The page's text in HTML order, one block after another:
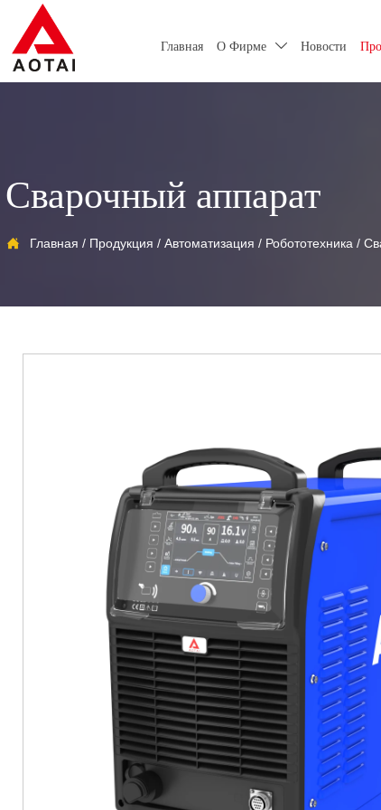
Главная О Фирме  Новости
Сварочный аппарат
 Главная / Продукция / Автоматизация / Робототехника /